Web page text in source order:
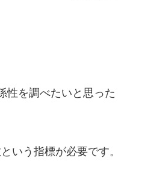
性を調べたいと思った
いう指標が必要です。